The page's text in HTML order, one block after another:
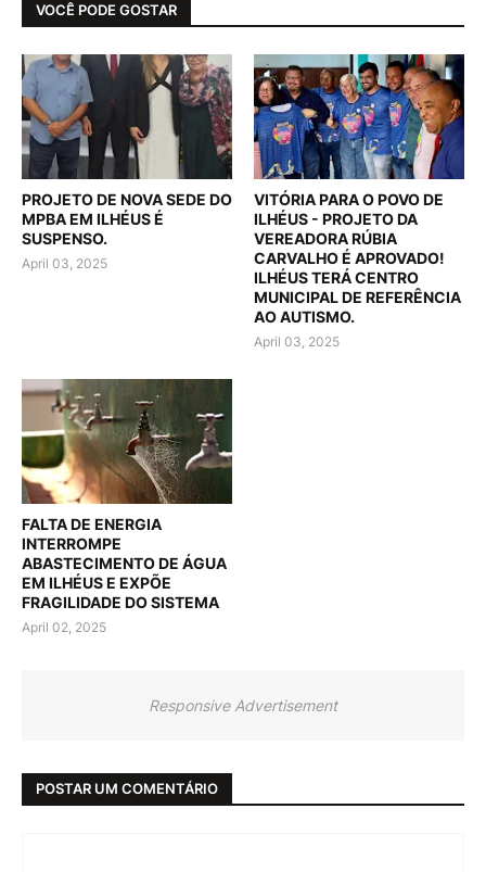
VOCÊ PODE GOSTAR
PROJETO DE NOVA SEDE DO
MPBA EM ILHÉUS É
SUSPENSO.
April 03, 2025
VITÓRIA PARA O POVO DE
ILHÉUS - PROJETO DA
VEREADORA RÚBIA
CARVALHO É APROVADO!
ILHÉUS TERÁ CENTRO
MUNICIPAL DE REFERÊNCIA
AO AUTISMO.
April 03, 2025
FALTA DE ENERGIA
INTERROMPE
ABASTECIMENTO DE ÁGUA
EM ILHÉUS E EXPÕE
FRAGILIDADE DO SISTEMA
April 02, 2025
Responsive Advertisement
POSTAR UM COMENTÁRIO